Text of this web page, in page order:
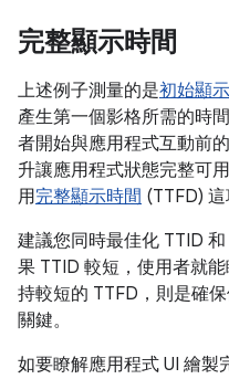
完整顯示時間
上述例子測量的是初始顯
產生第一個影格所需的時
者開始與應用程式互動前
升讓應用程式狀態完整可
用完整顯示時間 (TTFD) 這
建議您同時最佳化 TTID
果 TTID 較短，使用者就
持較短的 TTFD，則是確
關鍵。
如要瞭解應用程式 UI 繪製